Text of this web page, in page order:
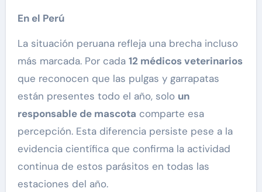
En el Perú
La situación peruana refleja una brecha incluso
más marcada. Por cada 12 médicos veterinarios
que reconocen que las pulgas y garrapatas
están presentes todo el año, solo un
responsable de mascota comparte esa
percepción. Esta diferencia persiste pese a la
evidencia científica que confirma la actividad
continua de estos parásitos en todas las
estaciones del año.